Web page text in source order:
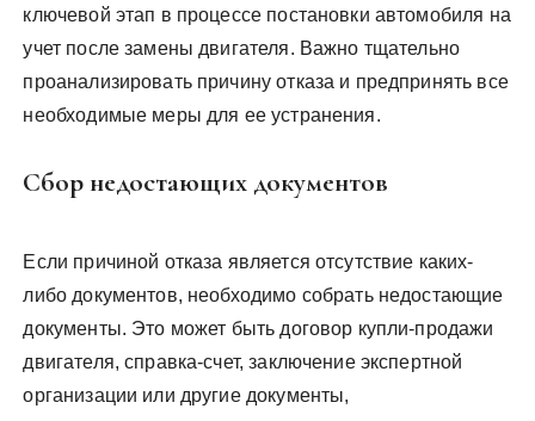
ключевой этап в процессе постановки автомобиля на
учет после замены двигателя. Важно тщательно
проанализировать причину отказа и предпринять все
необходимые меры для ее устранения.
Сбор недостающих документов
Если причиной отказа является отсутствие каких-
либо документов, необходимо собрать недостающие
документы. Это может быть договор купли-продажи
двигателя, справка-счет, заключение экспертной
организации или другие документы,